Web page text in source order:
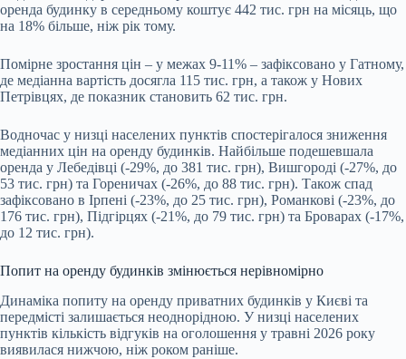
оренда будинку в середньому коштує 442 тис. грн на місяць, що
на 18% більше, ніж рік тому.
Помірне зростання цін – у межах 9-11% – зафіксовано у Гатному,
де медіанна вартість досягла 115 тис. грн, а також у Нових
Петрівцях, де показник становить 62 тис. грн.
Водночас у низці населених пунктів спостерігалося зниження
медіанних цін на оренду будинків. Найбільше подешевшала
оренда у Лебедівці (-29%, до 381 тис. грн), Вишгороді (-27%, до
53 тис. грн) та Гореничах (-26%, до 88 тис. грн). Також спад
зафіксовано в Ірпені (-23%, до 25 тис. грн), Романкові (-23%, до
176 тис. грн), Підгірцях (-21%, до 79 тис. грн) та Броварах (-17%,
до 12 тис. грн).
Попит на оренду будинків змінюється нерівномірно
Динаміка попиту на оренду приватних будинків у Києві та
передмісті залишається неоднорідною. У низці населених
пунктів кількість відгуків на оголошення у травні 2026 року
виявилася нижчою, ніж роком раніше.